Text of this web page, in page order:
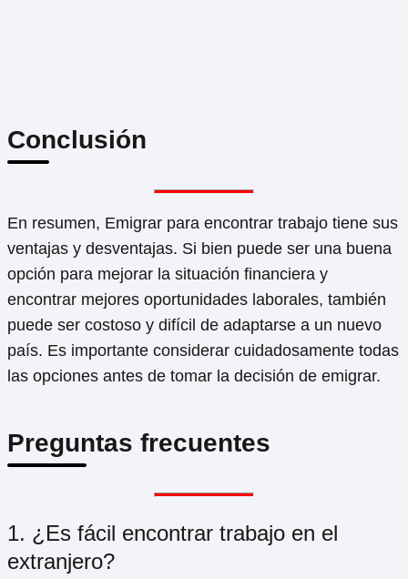
Conclusión
En resumen, Emigrar para encontrar trabajo tiene sus
ventajas y desventajas. Si bien puede ser una buena
opción para mejorar la situación financiera y
encontrar mejores oportunidades laborales, también
puede ser costoso y difícil de adaptarse a un nuevo
país. Es importante considerar cuidadosamente todas
las opciones antes de tomar la decisión de emigrar.
Preguntas frecuentes
1. ¿Es fácil encontrar trabajo en el
extranjero?